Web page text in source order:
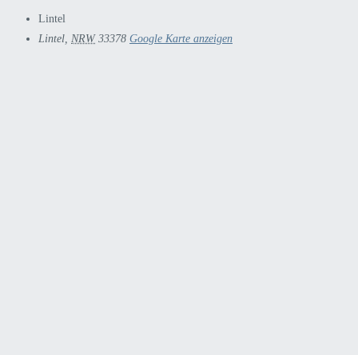
Lintel
Lintel NRW 33378 Google Karte anzeigen